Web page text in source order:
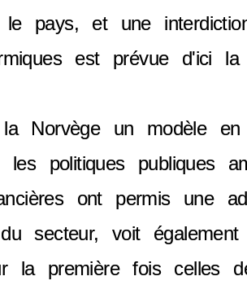
le pays, et une
est prévue d'ici
Norvège un modèle en
les politiques publiques
ont permis une
secteur, voit
la première fois celles